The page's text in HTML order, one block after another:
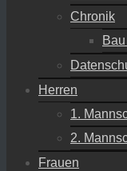
Chronik
Herren
1.
2.
Frauen